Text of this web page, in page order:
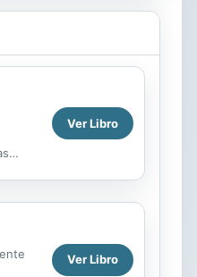
Ver Libro
Ver Libro